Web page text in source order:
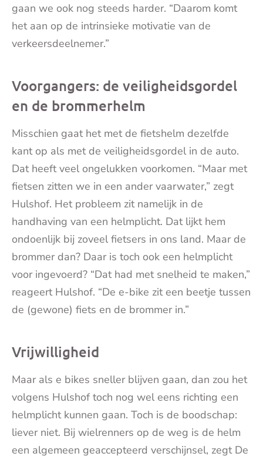
gaan we ook nog steeds harder. “Daarom komt
het aan op de intrinsieke motivatie van de
verkeersdeelnemer.”
Voorgangers: de veiligheidsgordel
en de brommerhelm
Misschien gaat het met de fietshelm dezelfde
kant op als met de veiligheidsgordel in de auto.
Dat heeft veel ongelukken voorkomen. “Maar met
fietsen zitten we in een ander vaarwater,” zegt
Hulshof. Het probleem zit namelijk in de
handhaving van een helmplicht. Dat lijkt hem
ondoenlijk bij zoveel fietsers in ons land. Maar de
brommer dan? Daar is toch ook een helmplicht
voor ingevoerd? “Dat had met snelheid te maken,”
reageert Hulshof. “De e-bike zit een beetje tussen
de (gewone) fiets en de brommer in.”
Vrijwilligheid
Maar als e bikes sneller blijven gaan, dan zou het
volgens Hulshof toch nog wel eens richting een
helmplicht kunnen gaan. Toch is de boodschap:
liever niet. Bij wielrenners op de weg is de helm
een algemeen geaccepteerd verschijnsel, zegt De